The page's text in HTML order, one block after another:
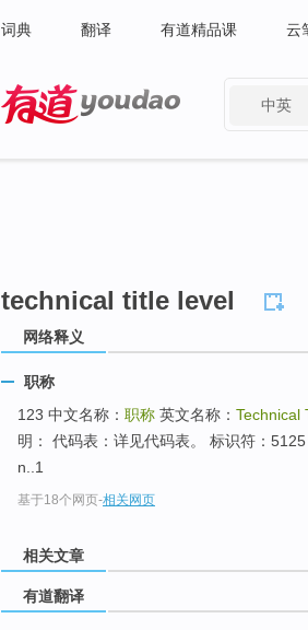
词典 翻译 有道精品课 云
中英
technical title level
网络释义
职称
123 中文名称： 职称 英文名称： Technical
明： 代码表：详见代码表。 标识符：
n..1
基于18个网页-相关网页
相关文章
有道翻译